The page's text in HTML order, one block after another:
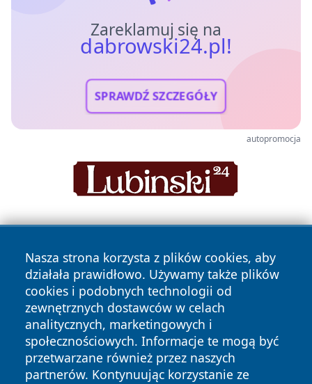
Zareklamuj się na
dabrowski24.pl!
SPRAWDŹ SZCZEGÓŁY
autopromocja
Nasza strona korzysta z plików cookies, aby
działała prawidłowo. Używamy także plików
cookies i podobnych technologii od
zewnętrznych dostawców w celach
analitycznych, marketingowych i
społecznościowych. Informacje te mogą być
przetwarzane również przez naszych
partnerów. Kontynuując korzystanie ze
Copyright © 2026 dabrowski24.pl Wszystkie prawa
zastrzeżone.
Polityka
Polityka